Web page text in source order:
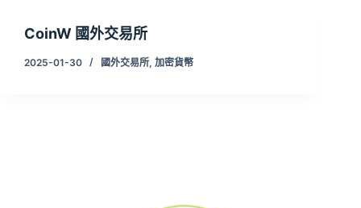
CoinW 國外交易所
2025-01-30 國外交易所, 加密貨幣